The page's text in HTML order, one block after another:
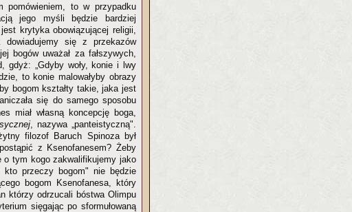
pomówieniem, to w przypadku
jego myśli będzie bardziej
krytyka obowiązującej religii,
się z przekazów
bogów uważał za fałszywych,
gdyż: „Gdyby woły, konie i lwy
to konie malowałyby obrazy
bogom kształty takie, jaka jest
się do samego sposobu
miał własną koncepcję boga,
, nazywa „panteistyczną".
filozof Baruch Spinoza był
z Ksenofanesem? Żeby
tym kogo zakwalifikujemy jako
przeczy bogom" nie będzie
bogom Ksenofanesa, który
którzy odrzucali bóstwa Olimpu
sięgając po sformułowaną